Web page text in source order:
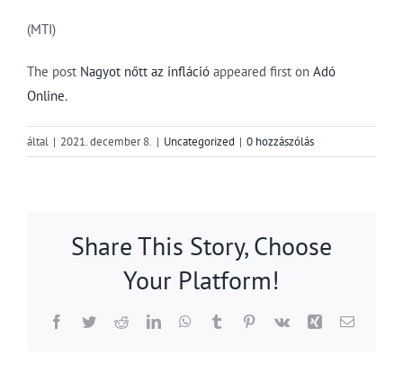
(MTI)
The post Nagyot nőtt az infláció appeared first on Adó
Online.
által | 2021. december 8. | Uncategorized | 0 hozzászólás
Share This Story, Choose
Your Platform!
Facebook
TwitterRedditLinkedInWhatsApp
TumblrPinterest
Vk Xing Email: